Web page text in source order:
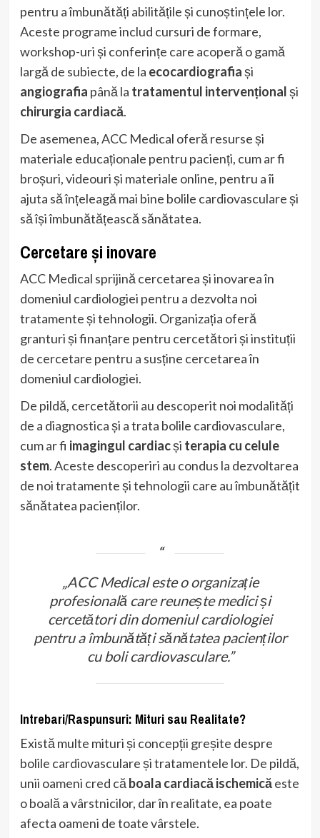
pentru a îmbunătăți abilitățile și cunoștințele lor.
Aceste programe includ cursuri de formare,
workshop-uri și conferințe care acoperă o gamă
largă de subiecte, de la ecocardiografiași
angiografia până la tratamentul intervenționalși
chirurgia cardiacă.
De asemenea, ACC Medical oferă resurse și
materiale educaționale pentru pacienți, cum ar fi
broșuri, videouri și materiale online, pentru a îi
ajuta să înțeleagă mai bine bolile cardiovasculare și
să își îmbunătățească sănătatea.
Cercetare și inovare
ACC Medical sprijină cercetarea și inovarea în
domeniul cardiologiei pentru a dezvolta noi
tratamente și tehnologii. Organizația oferă
granturi și finanțare pentru cercetători și instituții
de cercetare pentru a susține cercetarea în
domeniul cardiologiei.
De pildă, cercetătorii au descoperit noi modalități
de a diagnostica și a trata bolile cardiovasculare,
cum ar fi imagingul cardiacși terapia cu celule
stem. Aceste descoperiri au condus la dezvoltarea
de noi tratamente și tehnologii care au îmbunătățit
sănătatea pacienților.
„ACC Medical este o organizație
profesională care reunește medici și
cercetători din domeniul cardiologiei
pentru a îmbunătăți sănătatea pacienților
cu boli cardiovasculare.”
Intrebari/Raspunsuri: Mituri sau Realitate?
Există multe mituri și concepții greșite despre
bolile cardiovasculare și tratamentele lor. De pildă,
unii oameni cred căboala cardiacă ischemicăeste
o boală a vârstnicilor, dar în realitate, ea poate
afecta oameni de toate vârstele.